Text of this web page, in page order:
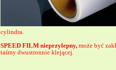
cylindra.
SPEED FILM nieprzylepny, może być
taśmy dwustronnie klejącej.